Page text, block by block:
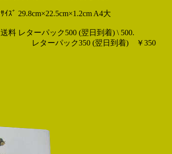
ｻｲｽﾞ 29.8cm×22.5cm×1.2cm A4大
送料 レターパック500 (翌日到着) \ 500.
レターパック350 (翌日到着) ￥350